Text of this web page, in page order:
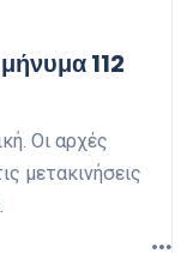
112
Οι αρχές
μετακινήσεις